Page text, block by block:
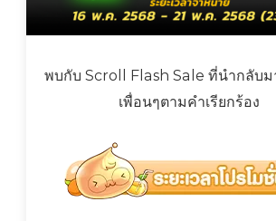
พบกับ Scroll Flash Sale ที่นำกลับม
เพื่อนๆตามคำเรียกร้อง